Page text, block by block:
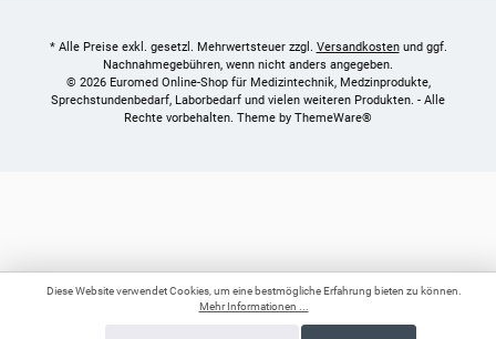
* Alle Preise exkl. gesetzl. Mehrwertsteuer zzgl. Versandkostenund ggf.
Nachnahmegebühren, wenn nicht anders angegeben.
© 2026 Euromed Online-Shop für Medizintechnik, Medzinprodukte,
Sprechstundenbedarf, Laborbedarf und vielen weiteren Produkten. - Alle
Rechte vorbehalten. Theme by ThemeWare®
Diese Website verwendet Cookies, um eine bestmögliche Erfahrung bieten zu können.
Mehr Informationen ...